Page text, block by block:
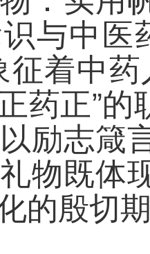
与中医
征着中
药正”
励志箴
物既体
的殷切